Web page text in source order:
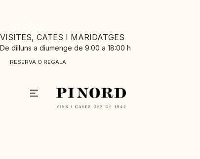
VISITES, CATES I MARIDATGES
De dilluns a diumenge de 9:00 a 18:00 h
RESERVA O REGALA